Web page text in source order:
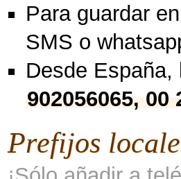
Para guardar
SMS o
Desde
902056065,
Prefijos